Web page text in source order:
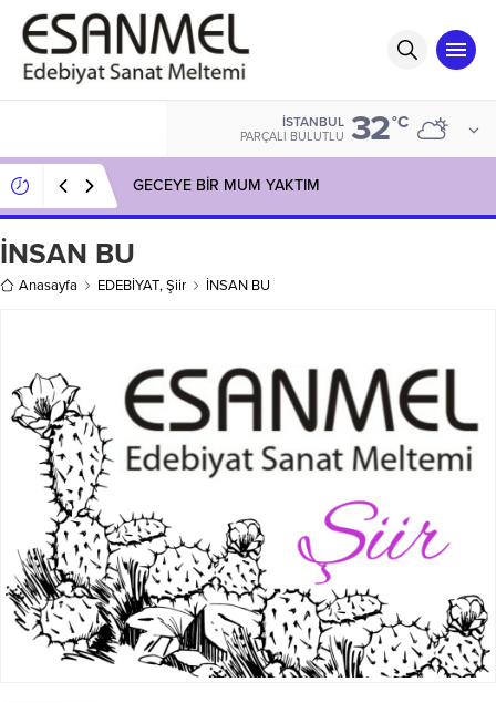
İSTANBUL
PARÇALI BULUTLU 32°C
GECEYE BİR MUM YAKTIM
İNSAN BU
Anasayfa EDEBİYAT,Şiir İNSAN BU